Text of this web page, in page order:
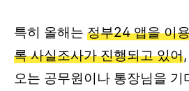
특히 올해는 정부24 앱을 이
록 사실조사가 진행되고 있어
오는 공무원이나 통장님을 기